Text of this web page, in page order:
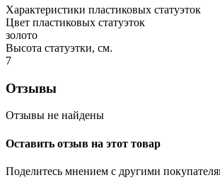
Характеристики пластиковых статуэток
Цвет пластиковых статуэток
золото
Высота статуэтки, см.
7
Отзывы
Отзывы не найдены
Оставить отзыв на этот товар
Поделитесь мнением с другими